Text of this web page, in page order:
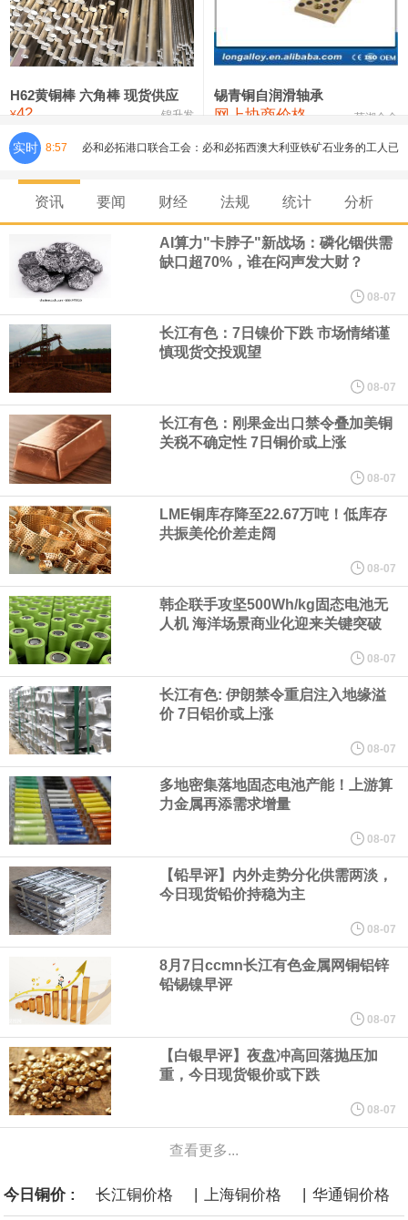
铸造铝合金锭(ZLD104) 24,300—24,500 24,400
压铸锌合金锭 26,500—26,700
氯化镍 38,300—40,300 39,300 0
H62黄铜棒 六角棒 现货供应
¥42 锦升发
锡青铜自润滑轴承
网上协商价格 芜湖合金
实时 8:57
8月7日，宇树科技董事长王兴兴网上路演时表示，报告期内，公司
研发费用金额分别为4,995.18万元、7,001.70万元、14,496.56万
元，最近3年复合增长率达70.36%，呈快速增长趋势，并形成多项
核心技术和知识产权。截至2026年1月31日，公司拥有262项专利权
（含境内发明专利20项）。
纽约期银日内涨4%，现报64.08美元/盎司。
宇树科技董事长、总经理兼首席技术官王兴兴在网上路演时表示，
经过多年研发创新和技术积累，公司逐步形成了包括一体化关节集
成技术、高紧凑度机器人身体集成技术、机器人激光雷达全自研核
心技术等多项已商业化应用的核心技术并已应用于公司的高性能通
用人形机器人、四足机器人等产品。
美国总统特朗普6日否认他对国防部长赫格塞思不满，称对赫格塞思
所做的工作“非常满意”。特朗普在社交媒体上发帖称，一些媒体有关
他与赫格塞思就弹药短缺问题发生冲突的报道是“完全没有根据的谣
纽约期银突破64美元/盎司，日内涨3.91%。
稳定的三大有利因素带动下，预期第3季度营运将优于第2季度，并
美国国会预算办公室（CBO）于当地时间5日发布报告称，美国海军
面战舰项目之一。 根据CBO的初步估算，首舰造价约234亿美元，
资讯 要闻 财经 法规 统计 分析
AI算力"卡脖子"新战场：磷化铟供需
缺口超70%，谁在闷声发大财？
08-07
长江有色：7日镍价下跌 市场情绪谨
慎现货交投观望
08-07
长江有色：刚果金出口禁令叠加美铜
关税不确定性 7日铜价或上涨
08-07
LME铜库存降至22.67万吨！低库存
共振美伦价差走阔
08-07
韩企联手攻坚500Wh/kg固态电池无
人机 海洋场景商业化迎来关键突破
08-07
长江有色: 伊朗禁令重启注入地缘溢
价 7日铝价或上涨
08-07
多地密集落地固态电池产能！上游算
力金属再添需求增量
08-07
【铅早评】内外走势分化供需两淡，
今日现货铅价持稳为主
08-07
8月7日ccmn长江有色金属网铜铝锌
铅锡镍早评
08-07
【白银早评】夜盘冲高回落抛压加
重，今日现货银价或下跌
08-07
查看更多...
今日铜价 : 长江铜价格 | 上海铜价格 | 华通铜价格